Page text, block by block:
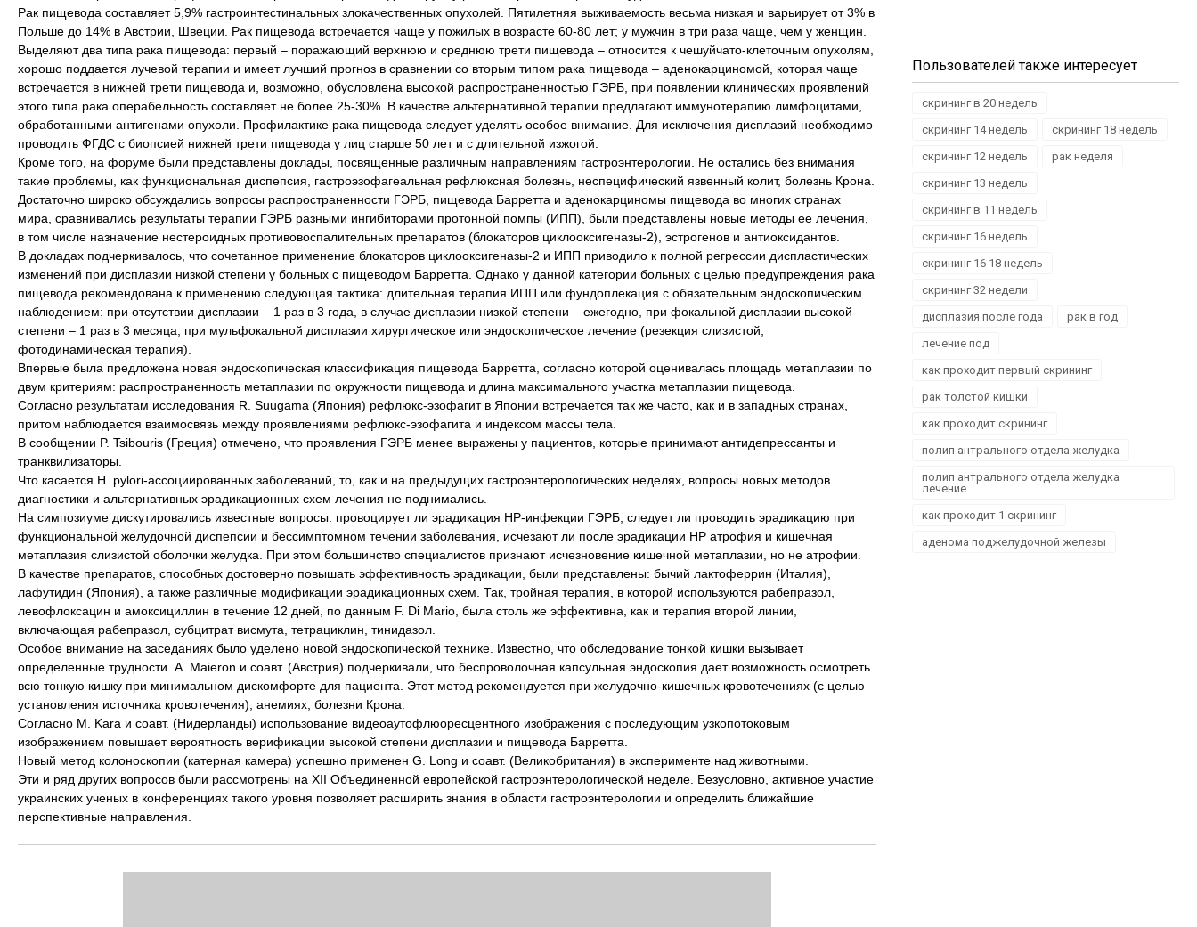
Рак пищевода составляет 5,9% гастроинтестинальных злокачественных опухолей. Пятилетняя выживаемость весьма низкая и варьирует от 3% в
Польше до 14% в Австрии, Швеции. Рак пищевода встречается чаще у пожилых в возрасте 60-80 лет; у мужчин в три раза чаще, чем у женщин.
Выделяют два типа рака пищевода: первый – поражающий верхнюю и среднюю трети пищевода – относится к чешуйчато-клеточным опухолям,
хорошо поддается лучевой терапии и имеет лучший прогноз в сравнении со вторым типом рака пищевода – аденокарциномой, которая чаще
встречается в нижней трети пищевода и, возможно, обусловлена высокой распространенностью ГЭРБ, при появлении клинических проявлений
этого типа рака операбельность составляет не более 25-30%. В качестве альтернативной терапии предлагают иммунотерапию лимфоцитами,
обработанными антигенами опухоли. Профилактике рака пищевода следует уделять особое внимание. Для исключения дисплазий необходимо
проводить ФГДС с биопсией нижней трети пищевода у лиц старше 50 лет и с длительной изжогой.
Кроме того, на форуме были представлены доклады, посвященные различным направлениям гастроэнтерологии. Не остались без внимания
такие проблемы, как функциональная диспепсия, гастроэзофагеальная рефлюксная болезнь, неспецифический язвенный колит, болезнь Крона.
Достаточно широко обсуждались вопросы распространенности ГЭРБ, пищевода Барретта и аденокарциномы пищевода во многих странах
мира, сравнивались результаты терапии ГЭРБ разными ингибиторами протонной помпы (ИПП), были представлены новые методы ее лечения,
в том числе назначение нестероидных противовоспалительных препаратов (блокаторов циклооксигеназы-2), эстрогенов и антиоксидантов.
В докладах подчеркивалось, что сочетанное применение блокаторов циклооксигеназы-2 и ИПП приводило к полной регрессии диспластических
изменений при дисплазии низкой степени у больных с пищеводом Барретта. Однако у данной категории больных с целью предупреждения рака
пищевода рекомендована к применению следующая тактика: длительная терапия ИПП или фундоплекация с обязательным эндоскопическим
наблюдением: при отсутствии дисплазии – 1 раз в 3 года, в случае дисплазии низкой степени – ежегодно, при фокальной дисплазии высокой
степени – 1 раз в 3 месяца, при мульфокальной дисплазии хирургическое или эндоскопическое лечение (резекция слизистой,
фотодинамическая терапия).
Впервые была предложена новая эндоскопическая классификация пищевода Барретта, согласно которой оценивалась площадь метаплазии по
двум критериям: распространенность метаплазии по окружности пищевода и длина максимального участка метаплазии пищевода.
Согласно результатам исследования R. Suugama (Япония) рефлюкс-эзофагит в Японии встречается так же часто, как и в западных странах,
притом наблюдается взаимосвязь между проявлениями рефлюкс-эзофагита и индексом массы тела.
В сообщении P. Tsibouris (Греция) отмечено, что проявления ГЭРБ менее выражены у пациентов, которые принимают антидепрессанты и
транквилизаторы.
Что касается Н. рylori-ассоциированных заболеваний, то, как и на предыдущих гастроэнтерологических неделях, вопросы новых методов
диагностики и альтернативных эрадикационных схем лечения не поднимались.
На симпозиуме дискутировались известные вопросы: провоцирует ли эрадикация НР-инфекции ГЭРБ, следует ли проводить эрадикацию при
функциональной желудочной диспепсии и бессимптомном течении заболевания, исчезают ли после эрадикации НР атрофия и кишечная
метаплазия слизистой оболочки желудка. При этом большинство специалистов признают исчезновение кишечной метаплазии, но не атрофии.
В качестве препаратов, способных достоверно повышать эффективность эрадикации, были представлены: бычий лактоферрин (Италия),
лафутидин (Япония), а также различные модификации эрадикационных схем. Так, тройная терапия, в которой используются рабепразол,
левофлоксацин и амоксициллин в течение 12 дней, по данным F. Di Mario, была столь же эффективна, как и терапия второй линии,
включающая рабепразол, субцитрат висмута, тетрациклин, тинидазол.
Особое внимание на заседаниях было уделено новой эндоскопической технике. Известно, что обследование тонкой кишки вызывает
определенные трудности. A. Maieron и соавт. (Австрия) подчеркивали, что беспроволочная капсульная эндоскопия дает возможность осмотреть
всю тонкую кишку при минимальном дискомфорте для пациента. Этот метод рекомендуется при желудочно-кишечных кровотечениях (с целью
установления источника кровотечения), анемиях, болезни Крона.
Согласно M. Kara и соавт. (Нидерланды) использование видеоаутофлюоресцентного изображения с последующим узкопотоковым
изображением повышает вероятность верификации высокой степени дисплазии и пищевода Барретта.
Новый метод колоноскопии (катерная камера) успешно применен G. Long и соавт. (Великобритания) в эксперименте над животными.
Эти и ряд других вопросов были рассмотрены на XII Объединенной европейской гастроэнтерологической неделе. Безусловно, активное участие
украинских ученых в конференциях такого уровня позволяет расширить знания в области гастроэнтерологии и определить ближайшие
перспективные направления.
Неврологія
Офтальмологія
Проктологія
Пульмонологія, фтизіатрія
Стоматологія. Захворювання порожнини рота
Травматологія і ортопедія
Щеплення
Пользователей также интересует
скрининг в 20 недель
скрининг 14 недель
скрининг 18 недель
скрининг 12 недель
рак неделя
скрининг 13 недель
скрининг в 11 недель
скрининг 16 недель
скрининг 16 18 недель
скрининг 32 недели
дисплазия после года
рак в год
лечение под
как проходит первый скрининг
рак толстой кишки
как проходит скрининг
полип антрального отдела желудка
полип антрального отдела желудка
лечение
как проходит 1 скрининг
аденома поджелудочной железы